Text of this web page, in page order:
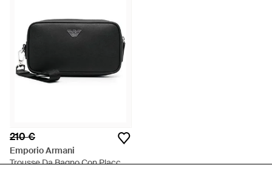
210 €
Emporio Armani
Trousse Da Bagno Con Placca